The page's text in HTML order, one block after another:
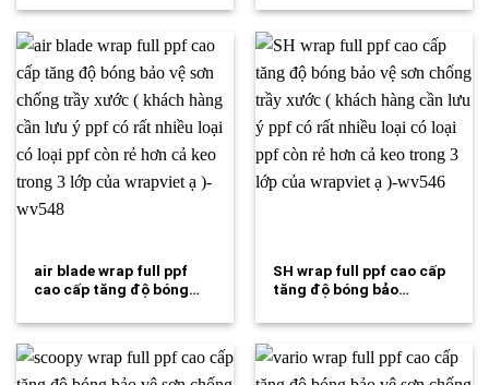
air blade wrap full ppf
cao cấp tăng độ bóng…
SH wrap full ppf cao cấp
tăng độ bóng bảo…